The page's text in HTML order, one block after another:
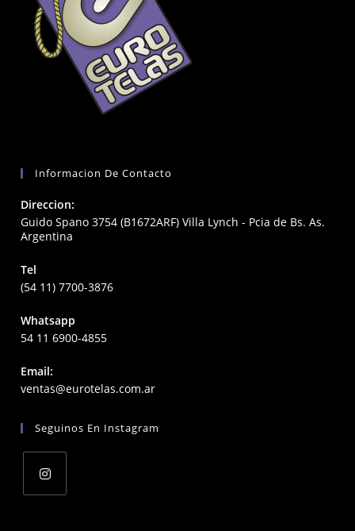
Informacion De Contacto
Direccion:
Guido Spano 3754 (B1672ARF) Villa Lynch - Pcia de Bs. As.
Argentina
Tel
(54 11) 7700-3876
Whatsapp
54 11 6900-4855
Email:
ventas@eurotelas.com.arOpens
application
Seguinos En Instagram